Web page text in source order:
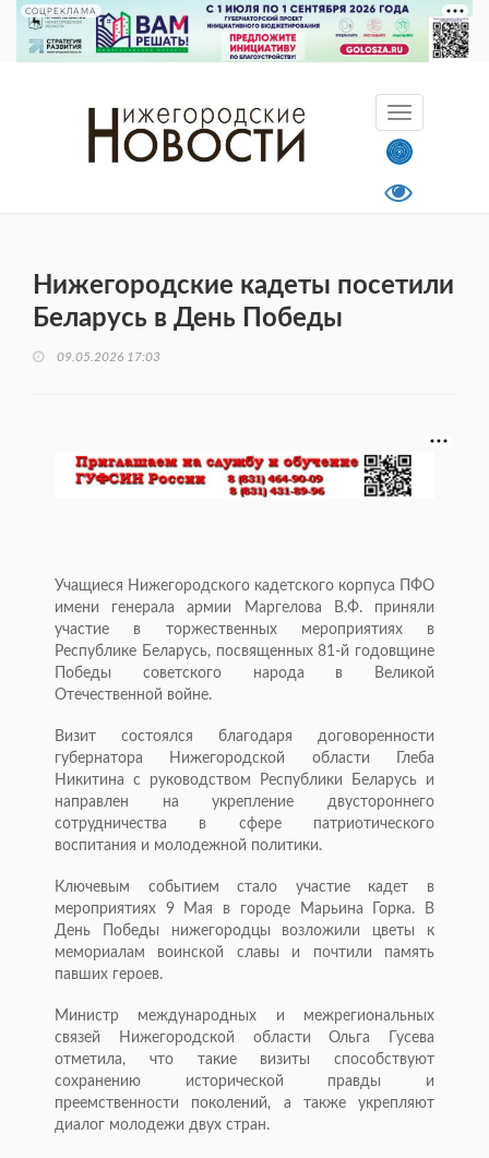
СОЦРЕКЛАМА
Нижегородские кадеты посетили
Беларусь в День Победы
09.05.2026 17:03
Учащиеся Нижегородского кадетского корпуса ПФО
имени генерала армии Маргелова В.Ф. приняли
участие в торжественных мероприятиях в
Республике Беларусь, посвященных 81-й годовщине
Победы советского народа в Великой
Отечественной войне.
Визит состоялся благодаря договоренности
губернатора Нижегородской области Глеба
Никитина с руководством Республики Беларусь и
направлен на укрепление двустороннего
сотрудничества в сфере патриотического
воспитания и молодежной политики.
Ключевым событием стало участие кадет в
мероприятиях 9 Мая в городе Марьина Горка. В
День Победы нижегородцы возложили цветы к
мемориалам воинской славы и почтили память
павших героев.
Министр международных и межрегиональных
связей Нижегородской области Ольга Гусева
отметила, что такие визиты способствуют
сохранению исторической правды и
преемственности поколений, а также укрепляют
диалог молодежи двух стран.